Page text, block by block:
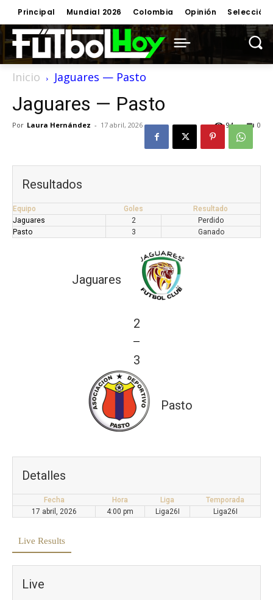
Principal Mundial 2026 Colombia Opinión Selección
Inicio Jaguares — Pasto
Jaguares — Pasto
Por Laura Hernández - 17 abril, 2026 0
94
Resultados
Equipo Goles
Resultado
Jaguares
2
Perdido
Pasto
3 Ganado
Jaguares
2
—
3
Pasto
Detalles
Fecha Hora Liga
Temporada
17 abril, 2026
4:00 pm Liga26I Liga26I
Live Results
Live